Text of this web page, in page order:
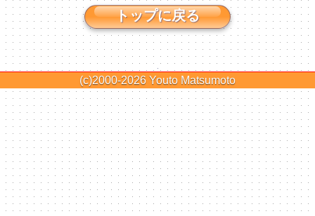
トップに戻る
(c)2000-2026 Youto Matsumoto